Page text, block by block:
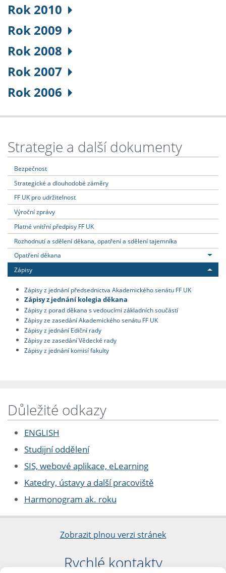
Rok 2010
Rok 2009
Rok 2008
Rok 2007
Rok 2006
Strategie a další dokumenty
Bezpečnost
Strategické a dlouhodobé záměry
FF UK pro udržitelnost
Výroční zprávy
Platné vnitřní předpisy FF UK
Rozhodnutí a sdělení děkana, opatření a sdělení tajemníka
Opatření děkana
Zápisy
Zápisy z jednání předsednictva Akademického senátu FF UK
Zápisy z jednání kolegia děkana
Zápisy z porad děkana s vedoucími základních součástí
Zápisy ze zasedání Akademického senátu FF UK
Zápisy z jednání Ediční rady
Zápisy ze zasedání Vědecké rady
Zápisy z jednání komisí fakulty
Důležité odkazy
ENGLISH
Studijní oddělení
SIS, webové aplikace, eLearning
Katedry, ústavy a další pracoviště
Harmonogram ak. roku
Zobrazit plnou verzi stránek
Rychlé kontakty